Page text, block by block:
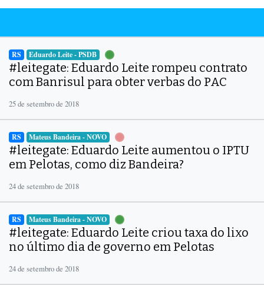
RS Eduardo Leite - PSDB
#leitegate: Eduardo Leite rompeu contrato
com Banrisul para obter verbas do PAC
25 de setembro de 2018
RS Mateus Bandeira - NOVO
#leitegate: Eduardo Leite aumentou o IPTU
em Pelotas, como diz Bandeira?
24 de setembro de 2018
RS Mateus Bandeira - NOVO
#leitegate: Eduardo Leite criou taxa do lixo
no último dia de governo em Pelotas
24 de setembro de 2018